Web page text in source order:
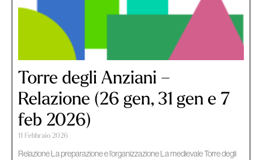
Torre degli Anziani –
Relazione (26 gen, 31 gen e 7
feb 2026)
11 Febbraio 2026
Relazione La preparazione e l’organizzazione La medievale Torre degli